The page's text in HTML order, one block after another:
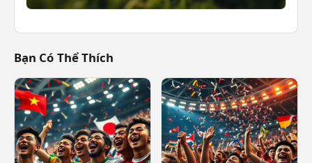
Bạn Có Thể Thích